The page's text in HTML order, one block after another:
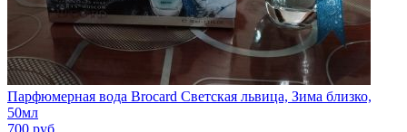
Парфюмерная вода Brocard Светская львица, Зима близко,
50мл
700 руб.